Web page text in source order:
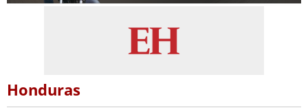
Honduras